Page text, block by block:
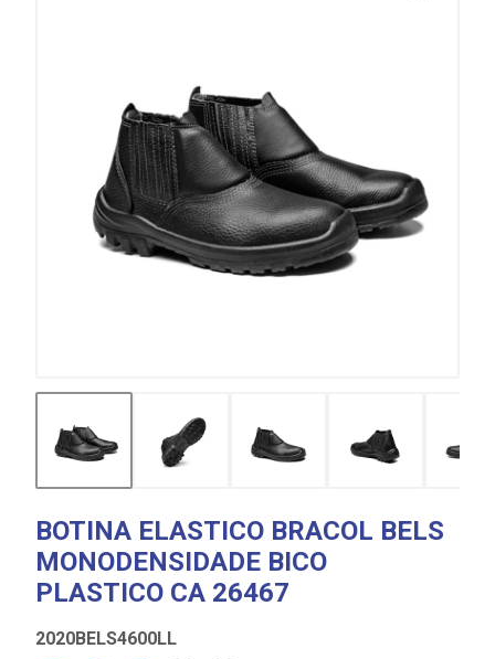
BOTINA ELASTICO BRACOL BELS
MONODENSIDADE BICO
PLASTICO CA 26467
2020BELS4600LL